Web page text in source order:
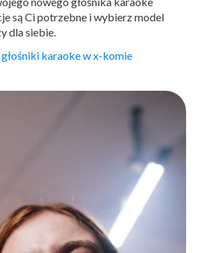
są Ci potrzebne i wybierz model
dla siebie.
karaoke w x-komie